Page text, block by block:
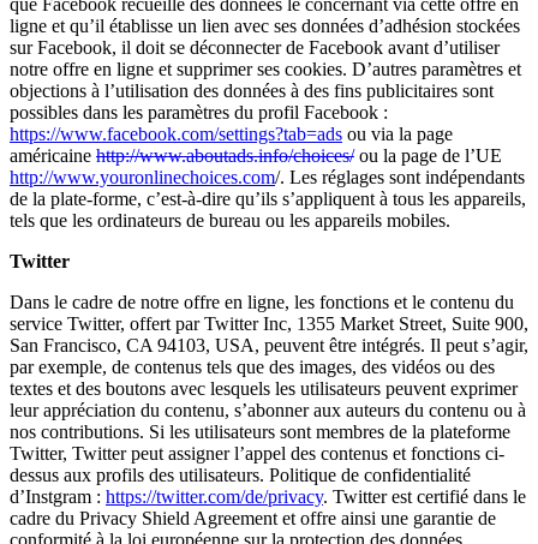
que Facebook recueille des données le concernant via cette offre en
ligne et qu’il établisse un lien avec ses données d’adhésion stockées
sur Facebook, il doit se déconnecter de Facebook avant d’utiliser
notre offre en ligne et supprimer ses cookies. D’autres paramètres et
objections à l’utilisation des données à des fins publicitaires sont
possibles dans les paramètres du profil Facebook :
https://www.facebook.com/settings?tab=ads ou via la page
américaine http://www.aboutads.info/choices/ou la page de l’UE
http://www.youronlinechoices.com/. Les réglages sont indépendants
de la plate-forme, c’est-à-dire qu’ils s’appliquent à tous les appareils,
tels que les ordinateurs de bureau ou les appareils mobiles.
Twitter
Dans le cadre de notre offre en ligne, les fonctions et le contenu du
service Twitter, offert par Twitter Inc, 1355 Market Street, Suite 900,
San Francisco, CA 94103, USA, peuvent être intégrés. Il peut s’agir,
par exemple, de contenus tels que des images, des vidéos ou des
textes et des boutons avec lesquels les utilisateurs peuvent exprimer
leur appréciation du contenu, s’abonner aux auteurs du contenu ou à
nos contributions. Si les utilisateurs sont membres de la plateforme
Twitter, Twitter peut assigner l’appel des contenus et fonctions ci-
dessus aux profils des utilisateurs. Politique de confidentialité
d’Instgram : https://twitter.com/de/privacy. Twitter est certifié dans le
cadre du Privacy Shield Agreement et offre ainsi une garantie de
conformité à la loi européenne sur la protection des données